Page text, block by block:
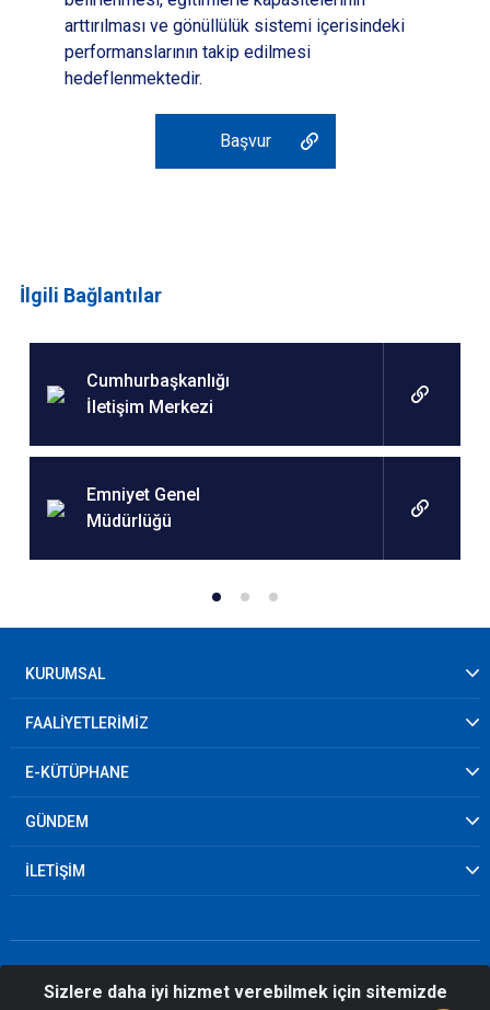
arttırılması ve gönüllülük sistemi içerisindeki
performanslarının takip edilmesi
hedeflenmektedir.
Başvur
İlgili Bağlantılar
Cumhurbaşkanlığı
İletişim Merkezi
Emniyet Genel
Müdürlüğü
KURUMSAL
FAALİYETLERİMİZ
E-KÜTÜPHANE
GÜNDEM
İLETİŞİM
Sizlere daha iyi hizmet verebilmek için sitemizde